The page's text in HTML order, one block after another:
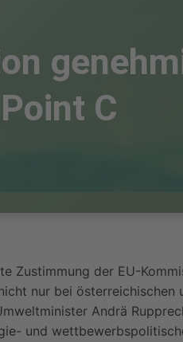
C
Zustimmung der EU-
nur bei österreichischen
Andrä
und